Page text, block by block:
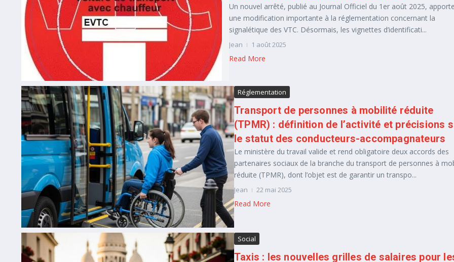
Un nouvel arrêté, publié au Journal Officiel du 1er août 2025,
une modification importante à la réglementation concernant la
signalétique des VTC. Désormais, les vignettes d’identificati...
Jean 1 août 2025
Read More
Réglementation
Transport de personnes à mobilité réduite
(TPMR) : définition de l’activité et précisions
le statut des conducteurs-accompagnateurs
Le ministère du travail valide et rend obligatoire deux accords des
partenaires sociaux de la branche du transport de personnes à
réduite (TPMR), dont l’objet est de garantir un transpo...
Jean 22 mai 2025
Read More
Social
Taxis : les nouvelles grilles de salaires pour